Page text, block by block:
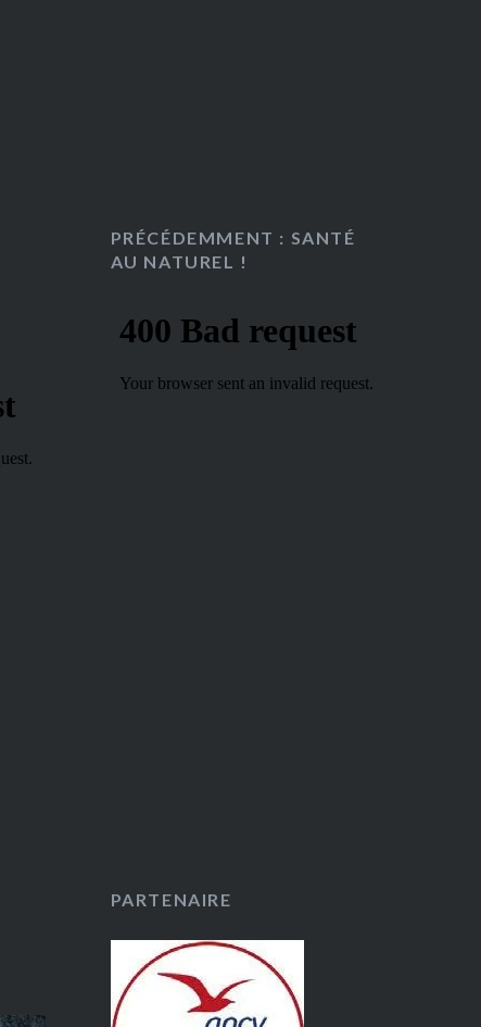
PRÉCÉDEMMENT : SANTÉ
AU NATUREL !
PARTENAIRE